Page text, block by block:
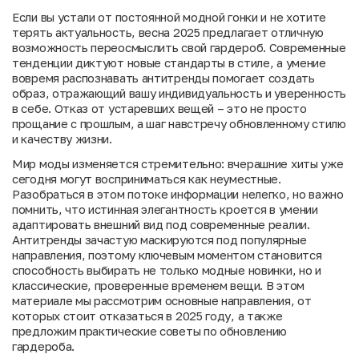
джинсов:
прощаемся
с прошлым
излишней
пестроты к
лаконичности
гардероб:
комфорт и
стиль
превыше
всего
излишеств:
минимализм
в деталях
избыточного
декора к
Если вы устали от постоянной модной гонки и не хотите
терять актуальность, весна 2025 предлагает отличную
возможность переосмыслить свой гардероб. Современные
тенденции диктуют новые стандарты в стиле, а умение
вовремя распознавать антитренды помогает создать
образ, отражающий вашу индивидуальность и уверенность
в себе. Отказ от устаревших вещей – это не просто
прощание с прошлым, а шаг навстречу обновленному стилю
и качеству жизни.
Мир моды изменяется стремительно: вчерашние хиты уже
сегодня могут восприниматься как неуместные.
Разобраться в этом потоке информации нелегко, но важно
помнить, что истинная элегантность кроется в умении
адаптировать внешний вид под современные реалии.
Антитренды зачастую маскируются под популярные
направления, поэтому ключевым моментом становится
способность выбирать не только модные новинки, но и
классические, проверенные временем вещи. В этом
материале мы рассмотрим основные направления, от
которых стоит отказаться в 2025 году, а также
предложим практические советы по обновлению
гардероба.